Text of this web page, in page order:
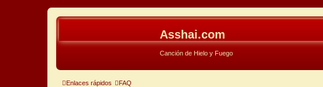
Asshai.com
Canción de Hielo y Fuego
Enlaces rápidos FAQ